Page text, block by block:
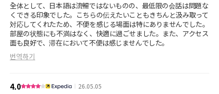
全体として、日本語は流暢ではないものの、最低限の会話は問題な
くできる印象でした。こちらの伝えたいこともきちんと汲み取って
対応してくれたため、不便を感じる場面は特にありませんでした。
部屋の状態にも不満はなく、快適に過ごせました。また、アクセス
面も良好で、滞在において不便は感じませんでした。
번역하기
4.0 26.05.05